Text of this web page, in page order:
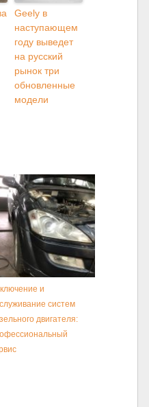
Geely в
наступающем
году выведет
на русский
рынок три
обновленные
модели
и
систем
двигателя: